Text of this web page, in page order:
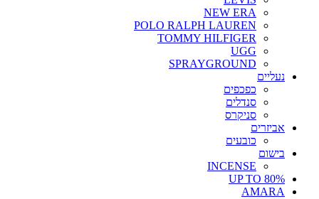
NEW ERA
POLO RALPH LAUREN
TOMMY HILFIGER
UGG
SPRAYGROUND
נעליים
כפכפים
סנדלים
סניקרס
אביזרים
כובעים
בישום
INCENSE
UP TO 80%
AMARA